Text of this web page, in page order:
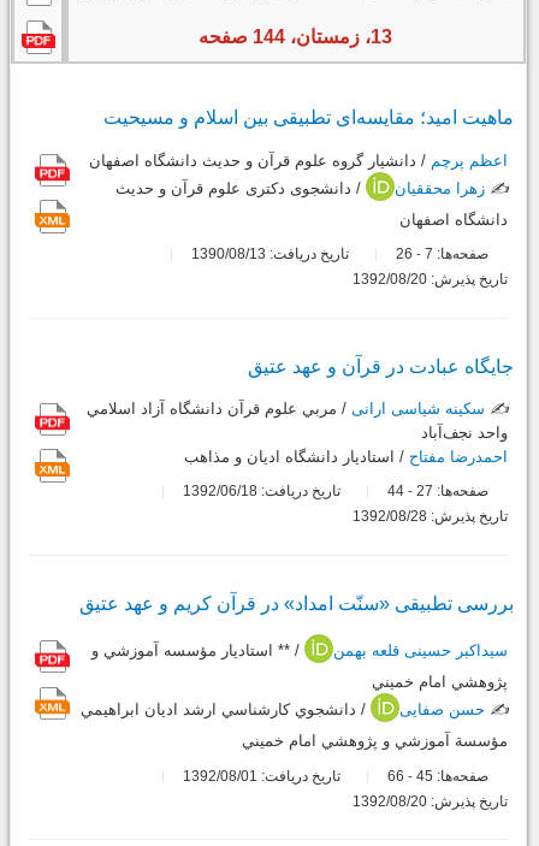
13، زمستان، 144 صفحه
ماهیت امید؛ مقایسه‌ای تطبیقی بین اسلام و مسیحیت
اعظم پرچم / دانشیار گروه علوم قرآن و حدیث دانشگاه اصفهان
✍️ زهرا محققیان
/ دانشجوی دکتری علوم قرآن و حدیث
دانشگاه اصفهان
صفحه‌ها: 7
-
تاریخ دریافت: 1390/08/13
تاریخ پذیرش: 1392/08/20
جایگاه عبادت در قرآن و عهد عتیق
✍️ سکینه شیاسی ارانی / مربي علوم قرآن دانشگاه آزاد اسلامي
واحد نجف‌آباد
احمدرضا مفتاح / استاديار دانشگاه اديان و مذاهب
صفحه‌ها: 27
-
تاریخ دریافت: 1392/06/18
تاریخ پذیرش: 1392/08/28
بررسی تطبیقی «سنّت امداد» در قرآن کریم و عهد عتیق
سیداکبر حسینی قلعه بهمن
/ ** استاديار مؤسسه آموزشي و
پژوهشي امام خميني
✍️ حسن صفایی
/ دانشجوي كارشناسي ارشد اديان ابراهيمي
مؤسسة آموزشي و پژوهشي امام خميني
صفحه‌ها: 45
-
تاریخ دریافت: 1392/08/01
تاریخ پذیرش: 1392/08/20